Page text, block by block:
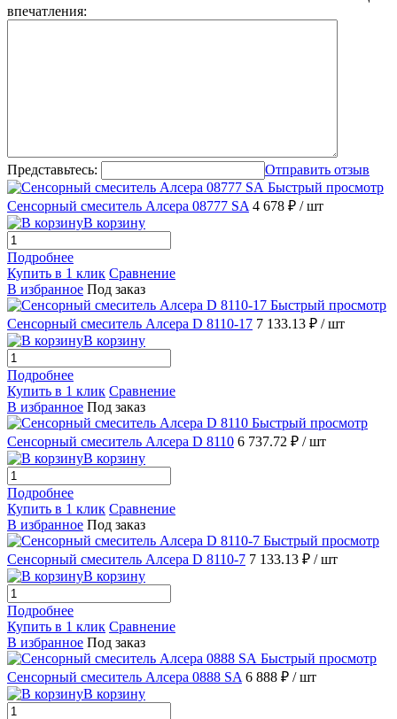
впечатления:
Представьтесь:
Отправить отзыв
Быстрый просмотр
Сенсорный смеситель Алсера 08777 SA 4 678 ₽ / шт
В корзину
Подробнее
Купить в 1 клик Сравнение
В избранное Под заказ
Быстрый просмотр
Сенсорный смеситель Алсера D 8110-17 7 133.13 ₽ / шт
В корзину
Подробнее
Купить в 1 клик Сравнение
В избранное Под заказ
Быстрый просмотр
Сенсорный смеситель Алсера D 8110 6 737.72 ₽ / шт
В корзину
Подробнее
Купить в 1 клик Сравнение
В избранное Под заказ
Быстрый просмотр
Сенсорный смеситель Алсера D 8110-7 7 133.13 ₽ / шт
В корзину
Подробнее
Купить в 1 клик Сравнение
В избранное Под заказ
Быстрый просмотр
Сенсорный смеситель Алсера 0888 SA 6 888 ₽ / шт
В корзину